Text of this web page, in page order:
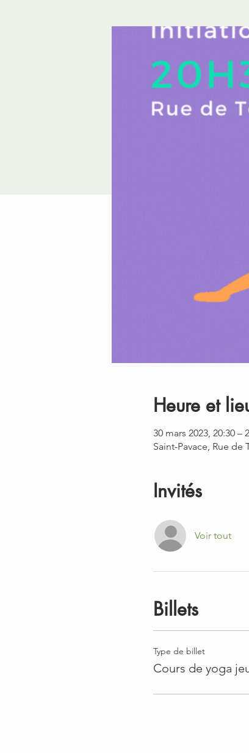
Heure et
30 mars 2023, 20:30 –
Saint-Pavace, Rue de
Invités
Voir tout
Billets
Type de billet
Cours de yoga